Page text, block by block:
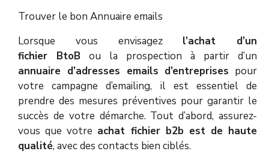
Trouver le bon Annuaire emails
Lorsque vous envisagez l’achat d’un
fichier BtoB ou la prospection à partir d’un
annuaire d’adresses emails d’entreprises pour
votre campagne d’emailing, il est essentiel de
prendre des mesures préventives pour garantir le
succès de votre démarche. Tout d’abord, assurez-
vous que votre achat fichier b2b est de haute
qualité, avec des contacts bien ciblés.